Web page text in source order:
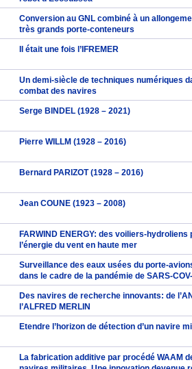
Conversion au GNL combiné à un
très grands porte-conteneurs
Il était une fois l’IFREMER
Un demi-siècle de techniques numériques
combat des navires
Serge BINDEL (1928 – 2021)
Pierre WILLM (1928 – 2016)
Bernard PARIZOT (1928 – 2016)
Jean COUNE (1923 – 2008)
FARWIND ENERGY: des voiliers-
l’énergie du vent en haute mer
Surveillance des eaux usées du porte-
dans le cadre de la pandémie de SARS-
Des navires de recherche innovants: de
l’ALFRED MERLIN
Etendre l’horizon de détection d’un navire
La fabrication additive par procédé WAAM